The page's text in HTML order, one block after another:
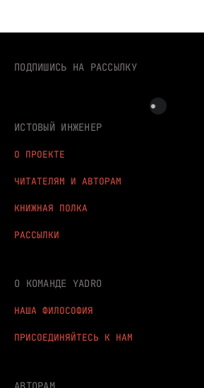
ИСТОВЫЙ ИНЖЕНЕР
О ПРОЕКТЕ
ЧИТАТЕЛЯМ И АВТОРАМ
КНИЖНАЯ ПОЛКА
РАССЫЛКИ
О КОМАНДЕ YADRO
НАША ФИЛОСОФИЯ
ПРИСОЕДИНЯЙТЕСЬ К НАМ
ПОДПИШИСЬ НА РАССЫЛКУ